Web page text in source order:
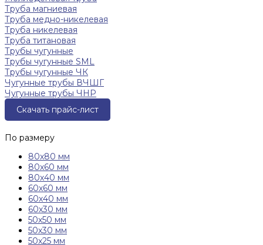
Труба магниевая
Труба медно-никелевая
Труба никелевая
Труба титановая
Трубы чугунные
Трубы чугунные SML
Трубы чугунные ЧК
Чугунные трубы ВЧШГ
Чугунные трубы ЧНР
Скачать прайс-лист
По размеру
80х80 мм
80х60 мм
80х40 мм
60х60 мм
60х40 мм
60х30 мм
50х50 мм
50х30 мм
50х25 мм